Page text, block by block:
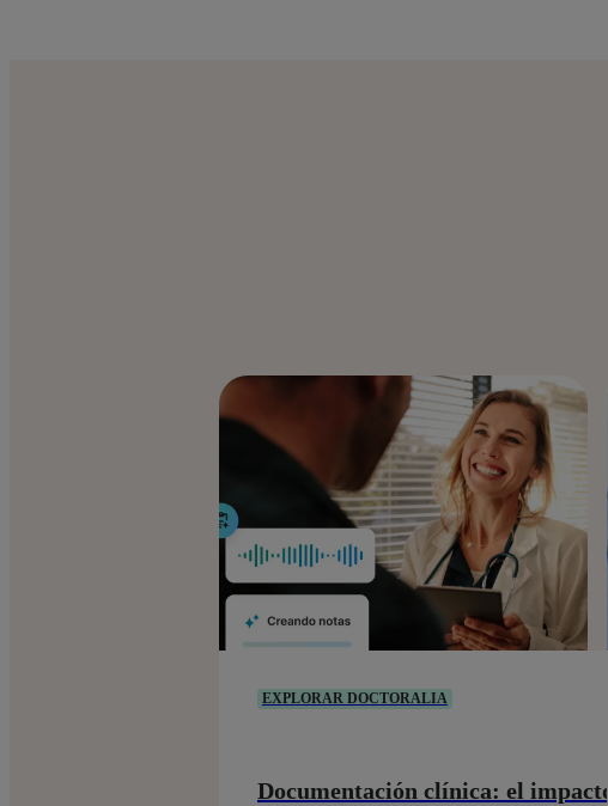
EXPLORAR DOCTORALIA
Documentación clínica: el impacto